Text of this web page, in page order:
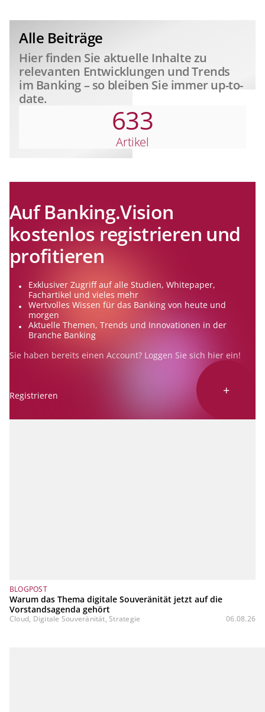
Alle Beiträge
Hier finden Sie aktuelle Inhalte zu
relevanten Entwicklungen und Trends
im Banking – so bleiben Sie immer up-to-
date.
633
Artikel
BLOGPOST
Warum das Thema digitale Souveränität jetzt auf die
Vorstandsagenda gehört
Cloud, Digitale Souveränität, Strategie 06.08.26
Auf Banking.Vision
kostenlos registrieren und
profitieren
Exklusiver Zugriff auf alle Studien, Whitepaper,
Fachartikel und vieles mehr
Wertvolles Wissen für das Banking von heute und
morgen
Aktuelle Themen, Trends und Innovationen in der
Branche Banking
Sie haben bereits einen Account? Loggen Sie sich hier ein!
Registrieren +